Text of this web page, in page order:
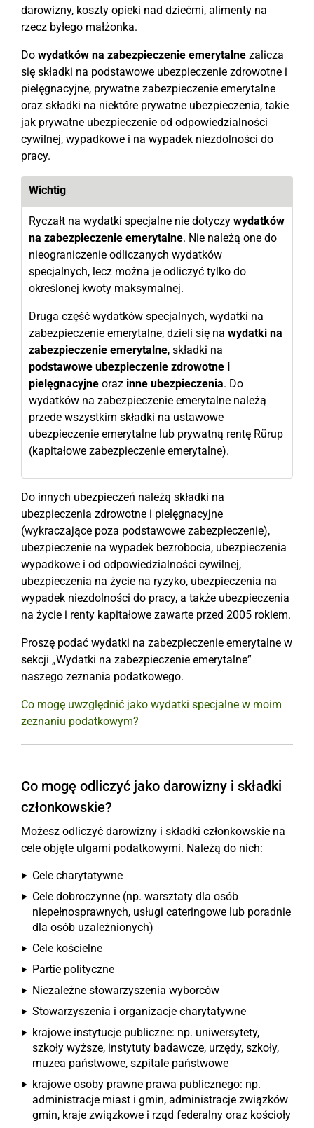
darowizny, koszty opieki nad dziećmi, alimenty na
rzecz byłego małżonka.
Do wydatków na zabezpieczenie emerytalne zalicza
się składki na podstawowe ubezpieczenie zdrowotne i
pielęgnacyjne, prywatne zabezpieczenie emerytalne
oraz składki na niektóre prywatne ubezpieczenia, takie
jak prywatne ubezpieczenie od odpowiedzialności
cywilnej, wypadkowe i na wypadek niezdolności do
pracy.
Wichtig
Ryczałt na wydatki specjalne nie dotyczy wydatków
na zabezpieczenie emerytalne. Nie należą one do
nieograniczenie odliczanych wydatków
specjalnych, lecz można je odliczyć tylko do
określonej kwoty maksymalnej.
Druga część wydatków specjalnych, wydatki na
zabezpieczenie emerytalne, dzieli się na wydatki na
zabezpieczenie emerytalne, składki na
podstawowe ubezpieczenie zdrowotne i
pielęgnacyjne oraz inne ubezpieczenia. Do
wydatków na zabezpieczenie emerytalne należą
przede wszystkim składki na ustawowe
ubezpieczenie emerytalne lub prywatną rentę Rürup
(kapitałowe zabezpieczenie emerytalne).
Do innych ubezpieczeń należą składki na
ubezpieczenia zdrowotne i pielęgnacyjne
(wykraczające poza podstawowe zabezpieczenie),
ubezpieczenie na wypadek bezrobocia, ubezpieczenia
wypadkowe i od odpowiedzialności cywilnej,
ubezpieczenia na życie na ryzyko, ubezpieczenia na
wypadek niezdolności do pracy, a także ubezpieczenia
na życie i renty kapitałowe zawarte przed 2005 rokiem.
Proszę podać wydatki na zabezpieczenie emerytalne w
sekcji „Wydatki na zabezpieczenie emerytalne”
naszego zeznania podatkowego.
Co mogę uwzględnić jako wydatki specjalne w moim
zeznaniu podatkowym?
Co mogę odliczyć jako darowizny i składki
członkowskie?
Możesz odliczyć darowizny i składki członkowskie na
cele objęte ulgami podatkowymi. Należą do nich:
Cele charytatywne
Cele dobroczynne (np. warsztaty dla osób
niepełnosprawnych, usługi cateringowe lub poradnie
dla osób uzależnionych)
Cele kościelne
Partie polityczne
Niezależne stowarzyszenia wyborców
Stowarzyszenia i organizacje charytatywne
krajowe instytucje publiczne: np. uniwersytety,
szkoły wyższe, instytuty badawcze, urzędy, szkoły,
muzea państwowe, szpitale państwowe
krajowe osoby prawne prawa publicznego: np.
administracje miast i gmin, administracje związków
gmin, kraje związkowe i rząd federalny oraz kościoły